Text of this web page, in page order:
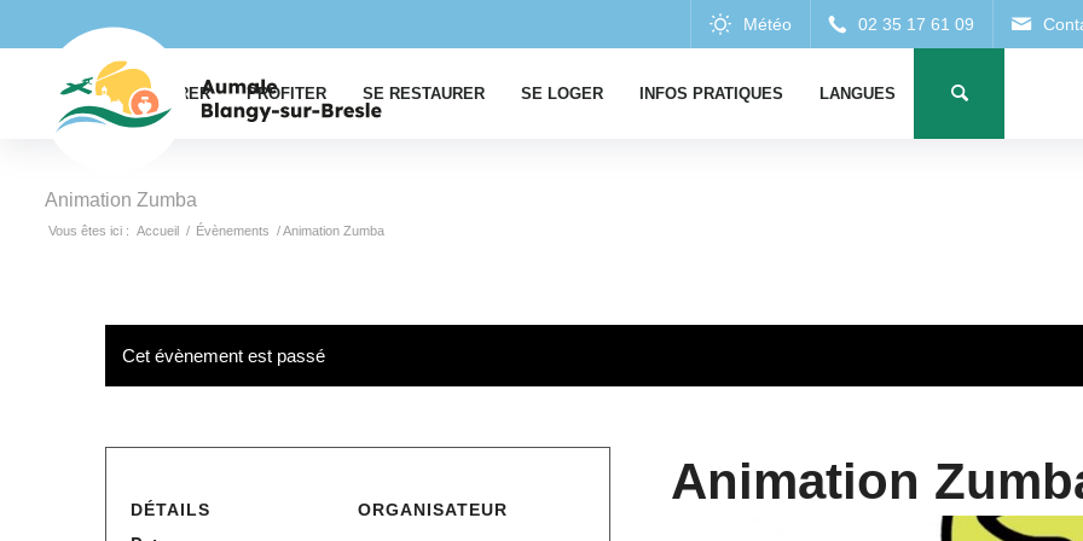
EXPLORER PROFITER SE RESTAURER SE LOGER INFOS PRATIQUES LANGUES
Animation Zumba
Vous êtes ici : Accueil / Évènements /Animation Zumba
Cet évènement est passé
Animation
DÉTAILS ORGANISATEUR